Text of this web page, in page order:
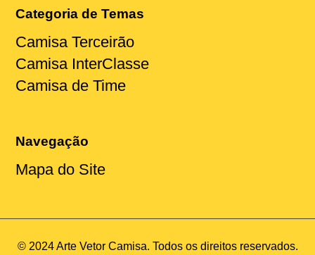
Categoria de Temas
Camisa Terceirão
Camisa InterClasse
Camisa de Time
Navegação
Mapa do Site
© 2024 Arte Vetor Camisa. Todos os direitos reservados.